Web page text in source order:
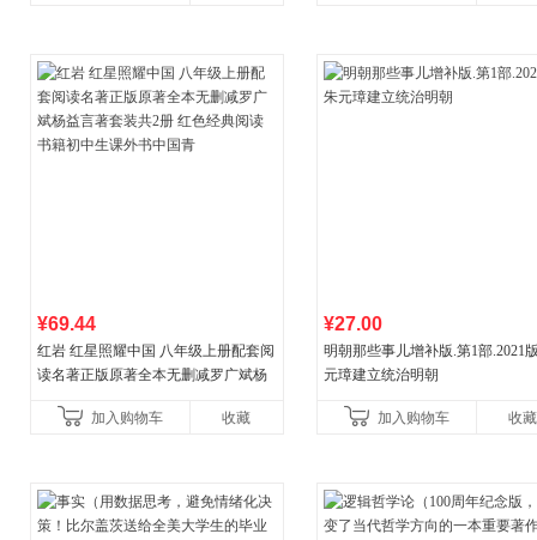
¥69.44
红岩 红星照耀中国 八年级上册配套阅
读名著正版原著全本无删减罗广斌杨
初中生课外书中国青
加入购物车 收藏
¥27.00
明朝那些事儿增补版.第1部.2021
元璋建立统治明朝
加入购物车 收藏